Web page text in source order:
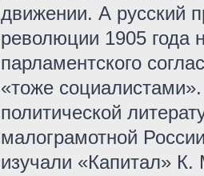
движении. А русский
революции 1905 года
парламентского
«тоже
политической
малограмотной
изучали «Капитал» К.